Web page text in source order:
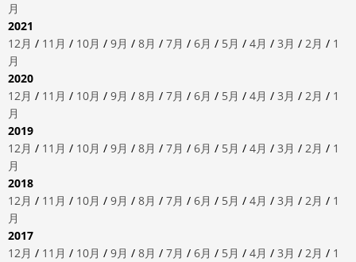
月
2021
12月 / 11月 / 10月 / 9月 / 8月 / 7月 / 6月 / 5月 / 4月 / 3月 / 2月 / 1
月
2020
12月 / 11月 / 10月 / 9月 / 8月 / 7月 / 6月 / 5月 / 4月 / 3月 / 2月 / 1
月
2019
12月 / 11月 / 10月 / 9月 / 8月 / 7月 / 6月 / 5月 / 4月 / 3月 / 2月 / 1
月
2018
12月 / 11月 / 10月 / 9月 / 8月 / 7月 / 6月 / 5月 / 4月 / 3月 / 2月 / 1
月
2017
12月 / 11月 / 10月 / 9月 / 8月 / 7月 / 6月 / 5月 / 4月 / 3月 / 2月 / 1